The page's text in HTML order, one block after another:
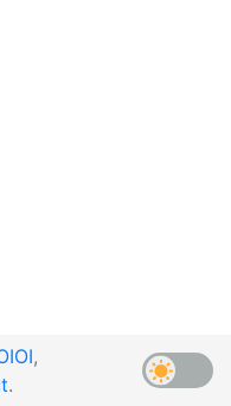
,
.